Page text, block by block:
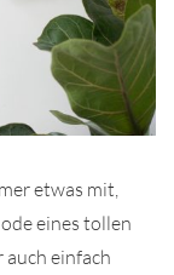
etwas mit,
eines tollen
auch einfach